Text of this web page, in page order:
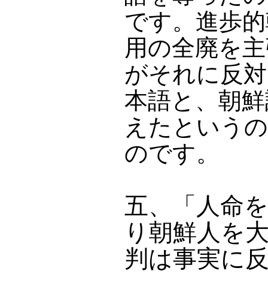
です。進歩
用の全廃を
がそれに反
本語と、朝
えたという
のです。
五、「人命
り朝鮮人を
判は事実に